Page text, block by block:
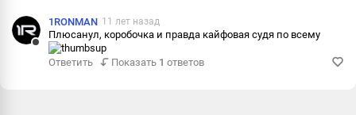
1RONMAN 11 лет назад
Плюсанул, коробочка и правда кайфовая судя по всему
Ответить Показать 1 ответов